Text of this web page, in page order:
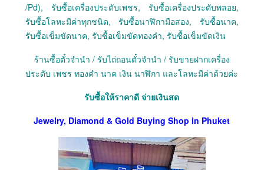
/Pd), รับซื้อเครื่องประดับเพชร, รับซื้อเครื่องประดับพลอย,
รับซื้อโลหะมีค่าทุกชนิด, รับซื้อนาฬิกามือสอง, รับซื้อนาค,
รับซื้อเข็มขัดนาค, รับซื้อเข็มขัดทองคำ, รับซื้อเข็มขัดเงิน
ร้านซื้อตั๋วจำนำ / รับไถ่ถอนตั๋วจำนำ / รับขายฝากเครื่อง
ประดับ เพชร ทองคำ นาค เงิน นาฬิกา และโลหะมีค่าด้วยค่ะ
รับซื้อให้ราคาดี จ่ายเงินสด
Jewelry, Diamond & Gold Buying Shop in Phuket